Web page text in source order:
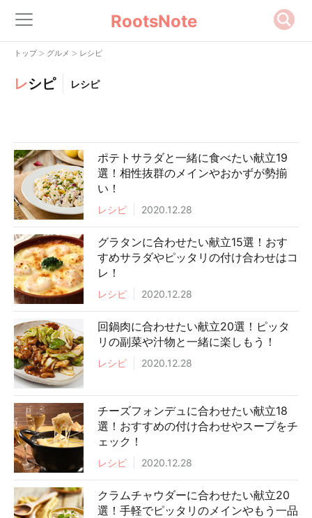
RootsNote
トップ > グルメ > レシピ
レシピ レシピ
ポテトサラダと一緒に食べたい献立19
選！相性抜群のメインやおかずが勢揃
い！
レシピ 2020.12.28
グラタンに合わせたい献立15選！おす
すめサラダやピッタリの付け合わせはコ
レ！
レシピ 2020.12.28
回鍋肉に合わせたい献立20選！ピッタ
リの副菜や汁物と一緒に楽しもう！
レシピ 2020.12.28
チーズフォンデュに合わせたい献立18
選！おすすめの付け合わせやスープをチ
ェック！
レシピ 2020.12.28
クラムチャウダーに合わせたい献立20
選！手軽でピッタリのメインやもう一品